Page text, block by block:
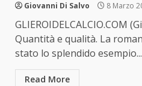
Giovanni Di Salvo 8 Marzo
GLIEROIDELCALCIO.COM
Quantità e qualità. La
stato lo splendido esempio...
Read More